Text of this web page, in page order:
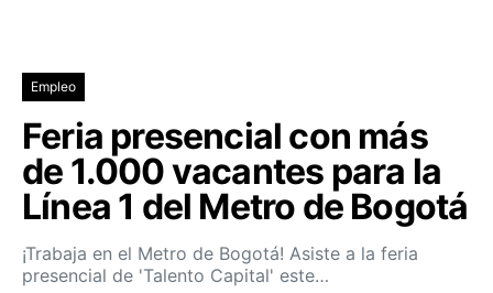
Empleo
Feria presencial con más
de 1.000 vacantes para la
Línea 1 del Metro de Bogotá
¡Trabaja en el Metro de Bogotá! Asiste a la feria
presencial de 'Talento Capital' este…